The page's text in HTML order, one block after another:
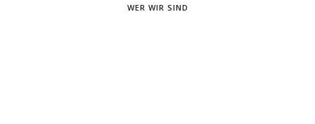
WER WIR SIND